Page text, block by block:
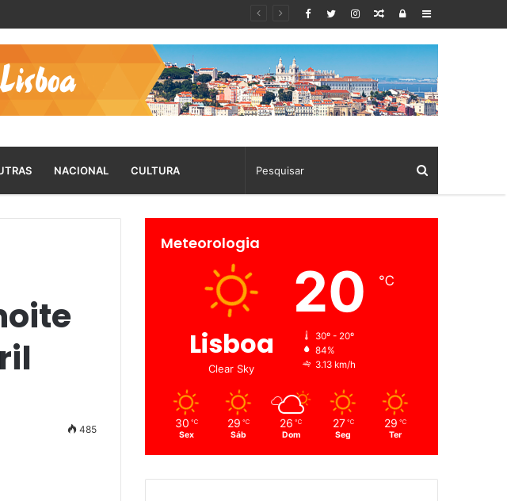
Sidebar
Log
Random
NACIONAL CULTURA
485
Meteorologia
Lisboa
Clear Sky
20 ℃
30º - 20º
84%
3.13 km/h
30 ℃
Sex
29 ℃
Sáb
26 ℃
Dom
27 ℃
Seg
29 ℃
Ter